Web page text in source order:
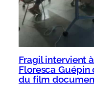
Fragil intervient
Floresca Guépin
du film